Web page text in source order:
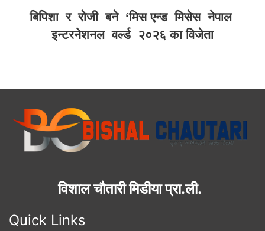
बिपिशा र रोजी बने ‘मिस एन्ड मिसेस नेपाल
इन्टरनेशनल वर्ल्ड २०२६ का विजेता
विशाल चौतारी मिडीया प्रा.ली.
Quick Links